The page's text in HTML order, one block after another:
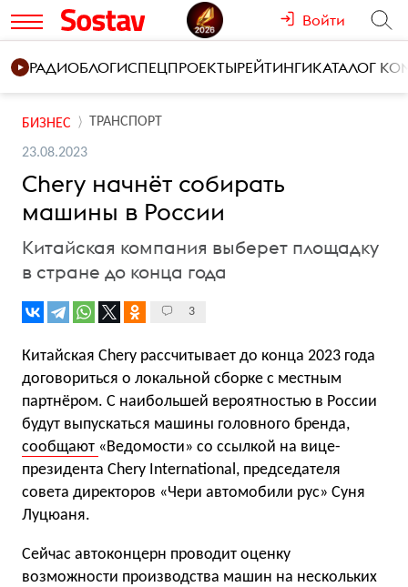
Войти
РАДИОБЛОГИСПЕЦПРОЕКТЫРЕЙТИНГИКАТАЛОГ
БИЗНЕС ТРАНСПОРТ
23.08.2023
Chery начнёт собирать
машины в России
Китайская компания выберет площадку
в стране до конца года
3
Китайская Chery рассчитывает до конца 2023 года
договориться о локальной сборке с местным
партнёром. С наибольшей вероятностью в России
будут выпускаться машины головного бренда,
сообщают «Ведомости» со ссылкой на вице-
президента Chery International, председателя
совета директоров «Чери автомобили рус» Суня
Луцюаня.
Сейчас автоконцерн проводит оценку
возможности производства машин на нескольких